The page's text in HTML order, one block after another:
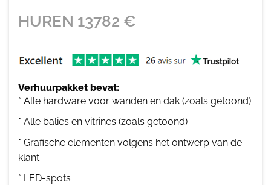
HUREN 13782 €
Verhuurpakket bevat:
* Alle hardware voor wanden en dak (zoals getoond)
* Alle balies en vitrines (zoals getoond)
* Grafische elementen volgens het ontwerp van de
klant
* LED-spots